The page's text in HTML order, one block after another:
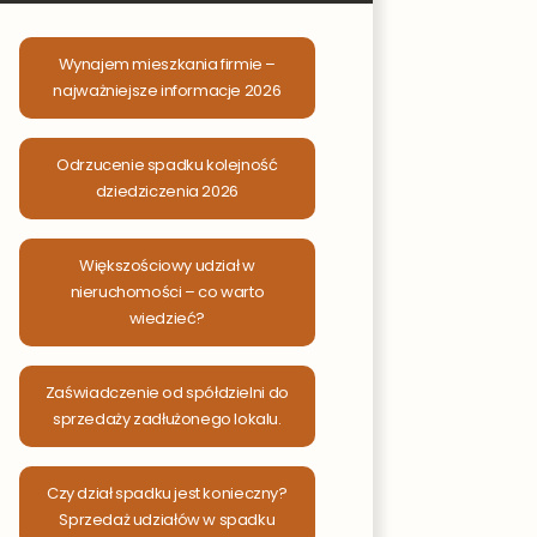
Wynajem mieszkania firmie –
najważniejsze informacje 2026
Odrzucenie spadku kolejność
dziedziczenia 2026
Większościowy udział w
nieruchomości – co warto
wiedzieć?
Zaświadczenie od spółdzielni do
sprzedaży zadłużonego lokalu.
Czy dział spadku jest konieczny?
Sprzedaż udziałów w spadku